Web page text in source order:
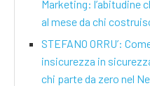
Marketing: l’abitudine
al mese da chi
STEFANO ORRU’:
insicurezza in
chi parte da zero nel